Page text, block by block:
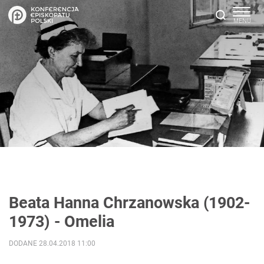
Beata Hanna Chrzanowska (1902-
1973) - Omelia
DODANE 28.04.2018 11:00